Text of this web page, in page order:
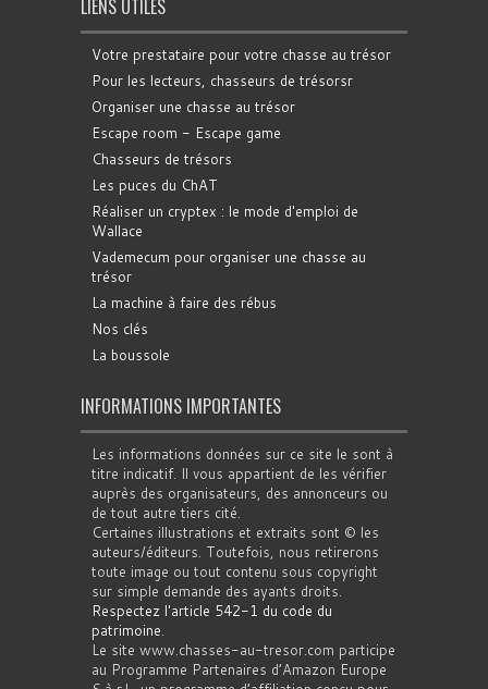
LIENS UTILES
Votre prestataire pour votre chasse au trésor
Pour les lecteurs, chasseurs de trésorsr
Organiser une chasse au trésor
Escape room - Escape game
Chasseurs de trésors
Les puces du ChAT
Réaliser un cryptex : le mode d'emploi de
Wallace
Vademecum pour organiser une chasse au
trésor
La machine à faire des rébus
Nos clés
La boussole
INFORMATIONS IMPORTANTES
Les informations données sur ce site le sont à
titre indicatif. Il vous appartient de les vérifier
auprès des organisateurs, des annonceurs ou
de tout autre tiers cité.
Certaines illustrations et extraits sont © les
auteurs/éditeurs. Toutefois, nous retirerons
toute image ou tout contenu sous copyright
sur simple demande des ayants droits.
Respectez l'article 542-1 du code du
patrimoine.
Le site www.chasses-au-tresor.com participe
au Programme Partenaires d’Amazon Europe